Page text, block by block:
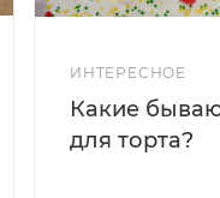
ИНТЕРЕСНОЕ
Какие
для торта?